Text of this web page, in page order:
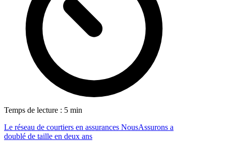
Temps de lecture : 5 min
Le réseau de courtiers en assurances NousAssurons a
doublé de taille en deux ans